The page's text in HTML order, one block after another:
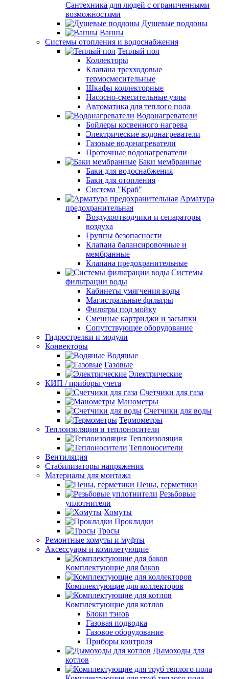
Сантехника для людей с ограниченными
возможностями
Душевые поддоны
Ванны
Системы отопления и водоснабжения
Теплый пол
Коллекторы
Клапана трехходовые
термосмесительные
Шкафы коллекторные
Насосно-смесительные узлы
Автоматика для теплого пола
Водонагреватели
Бойлеры косвенного нагрева
Электрические водонагреватели
Газовые водонагреватели
Проточные водонагреватели
Баки мембранные
Баки для водоснабжения
Баки для отопления
Система "Краб"
Арматура
предохранительная
Воздухоотводчики и сепараторы
воздуха
Группы безопасности
Клапана балансировочные и
мембранные
Клапана предохранительные
Системы
фильтрации воды
Кабинеты умягчения воды
Магистральные фильтры
Фильтры под мойку
Сменные картриджи и засыпки
Сопутствующее оборудование
Гидрострелки и модули
Конвекторы
Водяные
Газовые
Электрические
КИП / приборы учета
Счетчики для газа
Манометры
Счетчики для воды
Термометры
Теплоизоляция и теплоносители
Теплоизоляция
Теплоносители
Вентиляция
Стабилизаторы напряжения
Материалы для монтажа
Пены, герметики
Резьбовые
уплотнители
Хомуты
Прокладки
Тросы
Ремонтные хомуты и муфты
Аксессуары и комплетующие
Комплектующие для баков
Комплектующие для коллекторов
Комплектующие для котлов
Блоки тэнов
Газовая подводка
Газовое оборудование
Приборы контроля
Дымоходы для
котлов